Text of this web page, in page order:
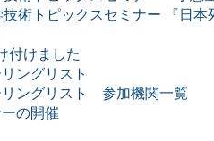
技術トピックスセミナー 『日
付けました
ングリスト
リングリスト 参加機関一覧
の開催